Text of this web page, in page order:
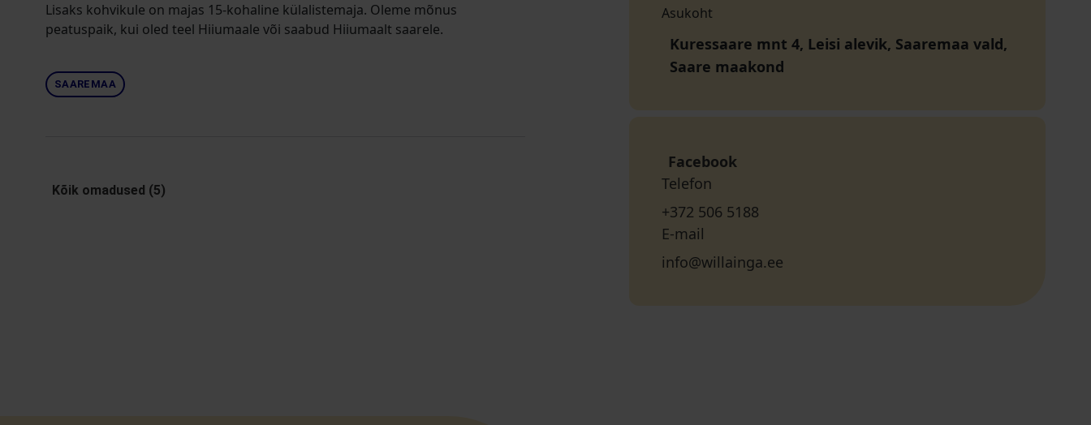
Lisaks kohvikule on majas 15-kohaline külalistemaja. Oleme mõnus
peatuspaik, kui oled teel Hiiumaale või saabud Hiiumaalt saarele.
SAAREMAA
Kõik omadused (5)
Asukoht
Kuressaare mnt 4, Leisi alevik, Saaremaa vald,
Saare maakond
Facebook
Telefon
+372 506 5188
E-mail
info@willainga.ee